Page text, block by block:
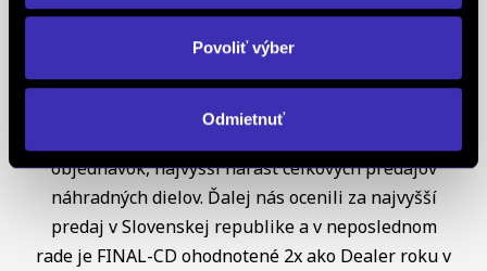
Povoliť výber
Odmietnuť
Európe získal už 5x prestížne ocenenie Peugeot
Servise Quality Awards. Ako koncesionár značky
OPELsme obdržali diplom OPEL C&S za najvyšší
nárast predaja a trhového podielu v Českej a
objednávok, najvyšší nárast celkových predajov
náhradných dielov. Ďalej nás ocenili za najvyšší
predaj v Slovenskej republike a v neposlednom
rade je FINAL-CD ohodnotené 2x ako Dealer roku v